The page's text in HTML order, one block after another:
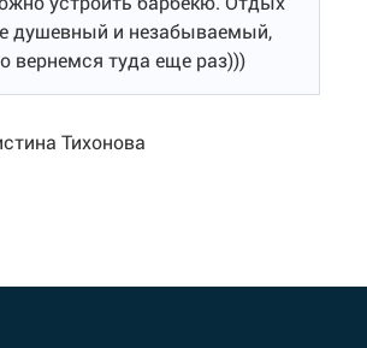
душевный и незабываемый,
вернемся туда еще раз)))
Тихонова